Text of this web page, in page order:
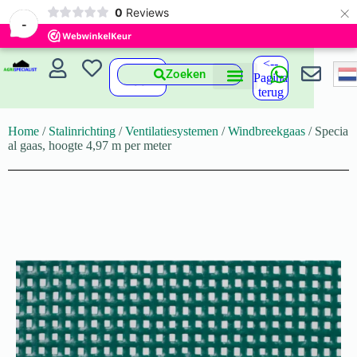
-
0 Reviews ×
Zoeken
<--
Pagina
terug
Home / Stalinrichting /Ventilatiesystemen /Windbreekgaas / Specia
al gaas, hoogte 4,97 m per meter